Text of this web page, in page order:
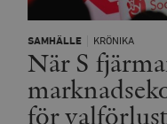
SAMHÄLLE KRÖNIKA
När S
för valförlust